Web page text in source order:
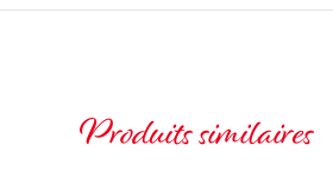
Produits similaires